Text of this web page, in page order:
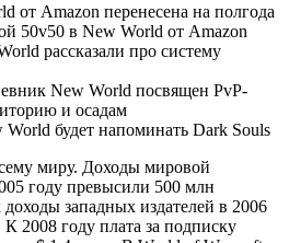
от Amazon перенесена на полгода
50v50 в New World от Amazon
рассказали про систему
New World посвящен PvP-
и осадам
World будет напоминать Dark Souls
миру. Доходы мировой
году превысили 500 млн
западных издателей в 2006
2008 году плата за подписку